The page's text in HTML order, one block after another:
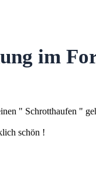
im
" Schrotthaufen "
schön !